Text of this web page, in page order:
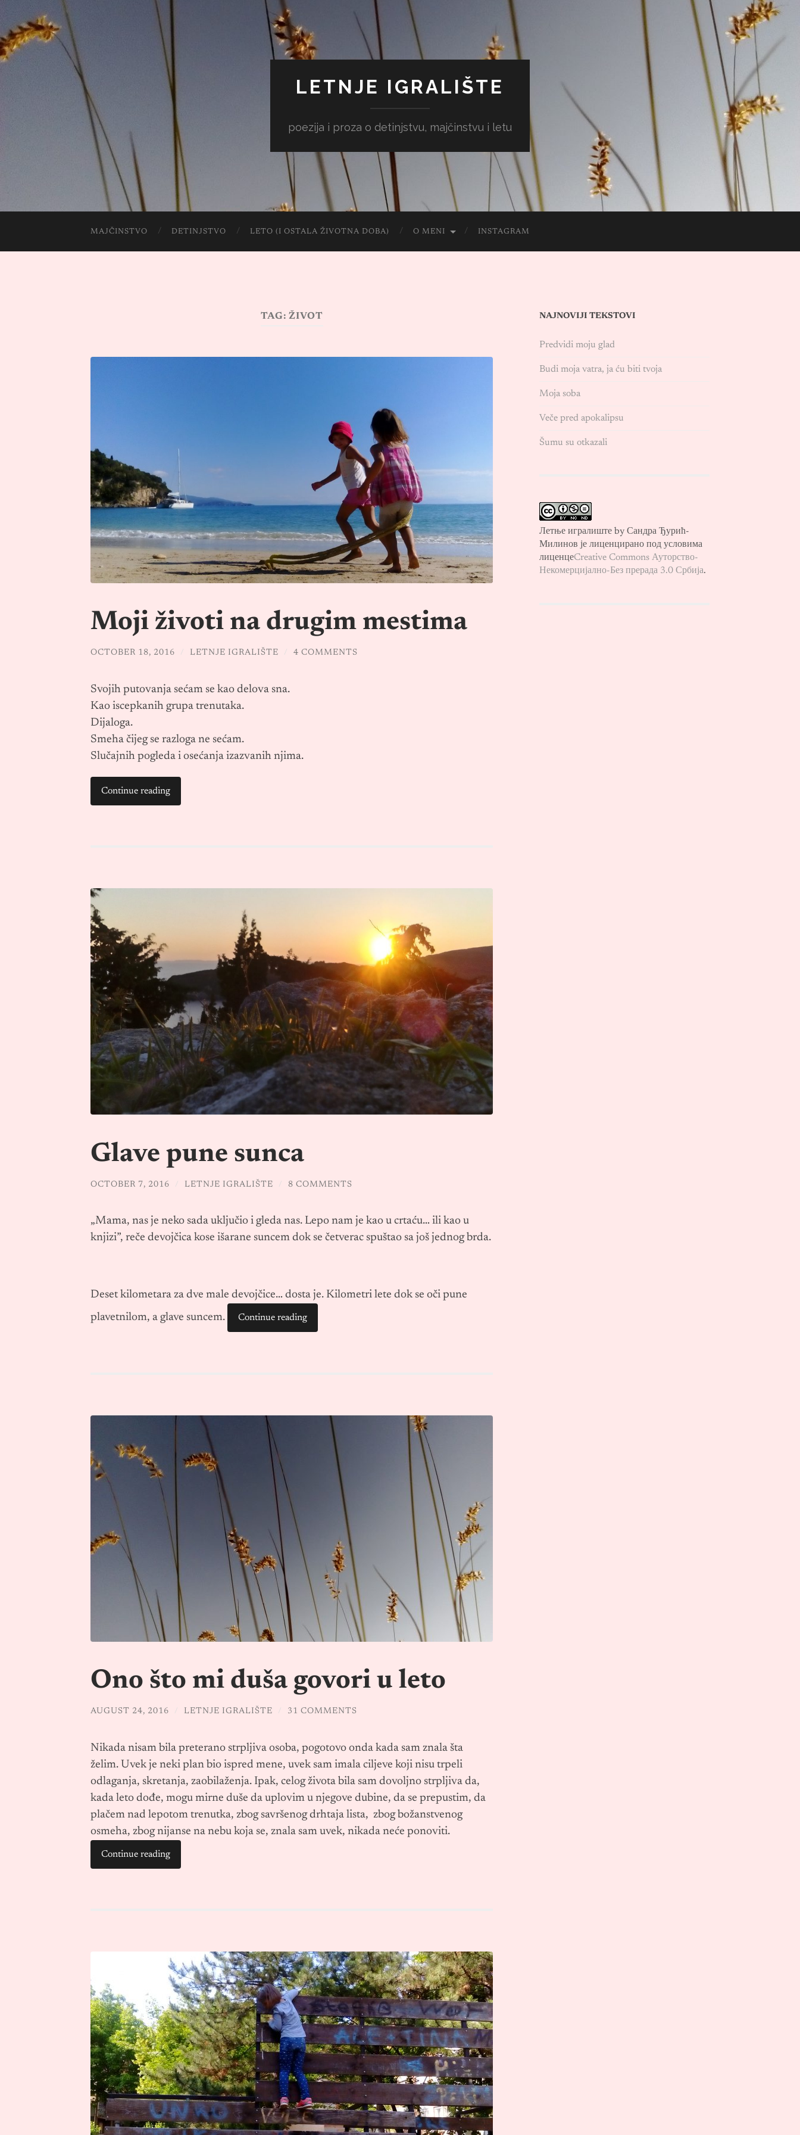
LETNJE IGRALIŠTE
poezija i proza o detinjstvu, majčinstvu i letu
MAJČINSTVO DETINJSTVO LETO (I OSTALA ŽIVOTNA DOBA) O MENI INSTAGRAM
TAG: ŽIVOT
Moji životi na drugim mestima
OCTOBER 18, 2016 / LETNJE IGRALIŠTE / 4 COMMENTS
Svojih putovanja sećam se kao delova sna.
Kao iscepkanih grupa trenutaka.
Dijaloga.
Smeha čijeg se razloga ne sećam.
Slučajnih pogleda i osećanja izazvanih njima.
Continue reading
Glave pune sunca
OCTOBER 7, 2016 / LETNJE IGRALIŠTE / 8 COMMENTS
„Mama, nas je neko sada uključio i gleda nas. Lepo nam je kao u crtaću… ili kao u
knjizi”, reče devojčica kose išarane suncem dok se četverac spuštao sa još jednog brda.
Deset kilometara za dve male devojčice… dosta je. Kilometri lete dok se oči pune
plavetnilom, a glave suncem.
Continue reading
Ono što mi duša govori u leto
AUGUST 24, 2016 / LETNJE IGRALIŠTE / 31 COMMENTS
Nikada nisam bila preterano strpljiva osoba, pogotovo onda kada sam znala šta
želim. Uvek je neki plan bio ispred mene, uvek sam imala ciljeve koji nisu trpeli
odlaganja, skretanja, zaobilaženja. Ipak, celog života bila sam dovoljno strpljiva da,
kada leto dođe, mogu mirne duše da uplovim u njegove dubine, da se prepustim, da
plačem nad lepotom trenutka, zbog savršenog drhtaja lista, zbog božanstvenog
osmeha, zbog nijanse na nebu koja se, znala sam uvek, nikada neće ponoviti.
Continue reading
NAJNOVIJI TEKSTOVI
Predvidi moju glad
Budi moja vatra, ja ću biti tvoja
Moja soba
Veče pred apokalipsu
Šumu su otkazali
Летње игралиште by Сандра Ђурић-
Милинов је лиценцирано под условима
лиценцеCreative Commons Ауторство-
Некомерцијално-Без прерада 3.0 Србија.